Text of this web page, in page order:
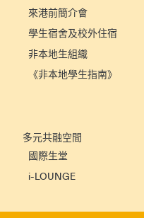
來港前簡介會
學生宿舍及校外住宿
非本地生組織
《非本地學生指南》
多元共融空間
國際生堂
i-LOUNGE